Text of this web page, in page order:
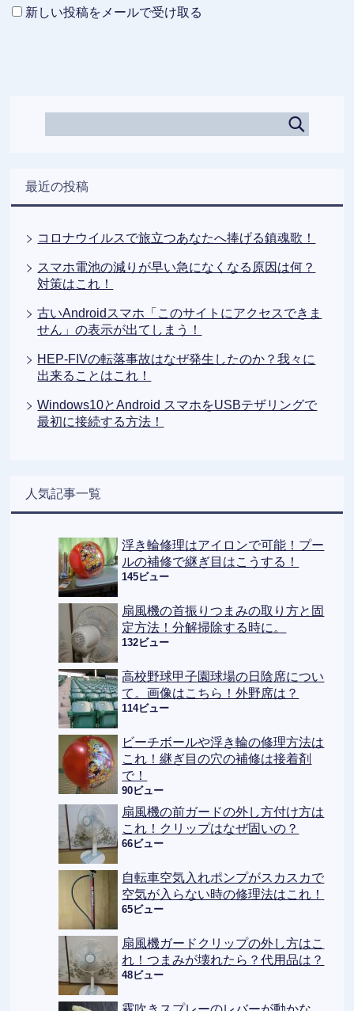
新しい投稿をメールで受け取る
最近の投稿
コロナウイルスで旅立つあなたへ捧げる鎮魂歌！
スマホ電池の減りが早い急になくなる原因は何？
対策はこれ！
古いAndroidスマホ「このサイトにアクセスできま
せん」の表示が出てしまう！
HEP-FIVの転落事故はなぜ発生したのか？我々に
出来ることはこれ！
Windows10とAndroid スマホをUSBテザリングで
最初に接続する方法！
人気記事一覧
浮き輪修理はアイロンで可能！プー
ルの補修で継ぎ目はこうする！
145ビュー
扇風機の首振りつまみの取り方と固
定方法！分解掃除する時に。
132ビュー
高校野球甲子園球場の日陰席につい
て。画像はこちら！外野席は？
114ビュー
ビーチボールや浮き輪の修理方法は
これ！継ぎ目の穴の補修は接着剤
で！
90ビュー
扇風機の前ガードの外し方付け方は
これ！クリップはなぜ固いの？
66ビュー
自転車空気入れポンプがスカスカで
空気が入らない時の修理法はこれ！
65ビュー
扇風機ガードクリップの外し方はこ
れ！つまみが壊れたら？代用品は？
48ビュー